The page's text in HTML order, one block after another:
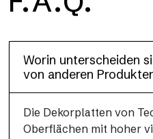
Worin unterscheiden
von anderen
Die Dekorplatten von
Oberflächen mit hoher